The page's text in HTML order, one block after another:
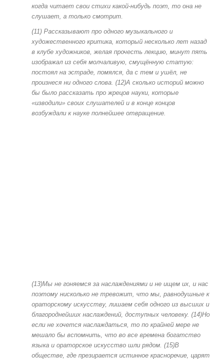
когда читает свои стихи какой-нибудь поэт, то она не
слушает, а только смотрит.
(11) Рассказывают про одного музыкального и
художественного критика, который несколько лет назад
в клубе художников, желая прочесть лекцию, минут пять
изображал из себя молчаливую, смущённую статую:
постоял на эстраде, помялся, да с тем и ушёл, не
произнеся ни одного слова. (12)А сколько историй можно
бы было рассказать про жрецов науки, которые
«изводили» своих слушателей и в конце концов
возбуждали к науке полнейшее отвращение.
(13)Мы не гоняемся за наслаждениями и не ищем их, и нас
поэтому нисколько не тревожит, что мы, равнодушные к
ораторскому искусству, лишаем себя одного из высших и
благороднейших наслаждений, доступных человеку. (14)Но
если не хочется наслаждаться, то по крайней мере не
мешало бы вспомнить, что во все времена богатство
языка и ораторское искусство шли рядом. (15)В
обществе, где презирается истинное красноречие, царят